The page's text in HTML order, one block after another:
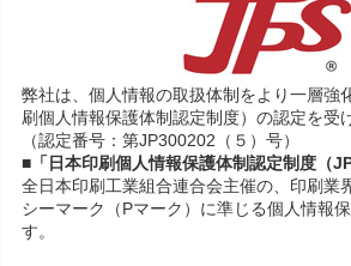
弊社は、個人情報の取扱体制をより一層強
刷個人情報保護体制認定制度）の認定を受
（認定番号：第JP300202（５）号）
■「日本印刷個人情報保護体制認定制度（
全日本印刷工業組合連合会主催の、印刷業
シーマーク（Pマーク）に準じる個人情報
す。